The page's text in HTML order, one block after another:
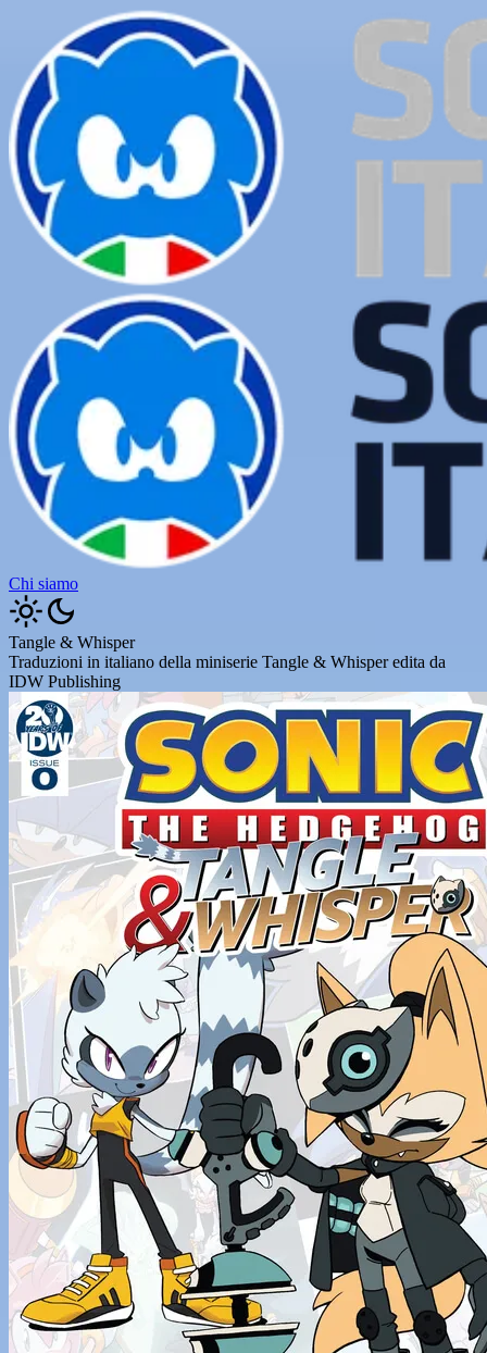
Chi siamo
Tangle & Whisper
Traduzioni in italiano della miniserie Tangle & Whisper edita da
IDW Publishing